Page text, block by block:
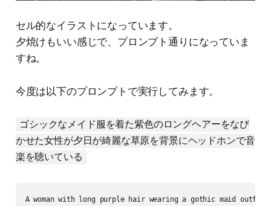
セル的なイラストになっています。
夕焼けもいい感じで、プロンプト通りになっていま
すね。
今度は以下のプロンプトで実行してみます。
ゴシックなメイド服を着た紫色のロングヘアーをなび
かせた女性が夕日が綺麗な草原を背景にヘッドホンで音
楽を聴いている